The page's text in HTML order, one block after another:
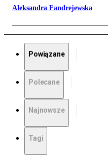
Aleksandra Fandrejewska
Powiązane
Polecane
Najnowsze
Tagi